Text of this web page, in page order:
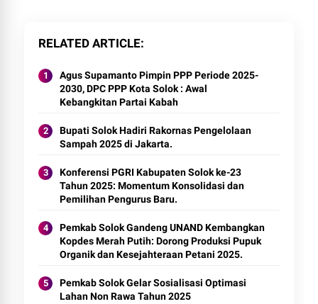
RELATED ARTICLE
Agus Supamanto Pimpin PPP Periode 2025-
2030, DPC PPP Kota Solok : Awal
Kebangkitan Partai Kabah
Bupati Solok Hadiri Rakornas Pengelolaan
Sampah 2025 di Jakarta.
Konferensi PGRI Kabupaten Solok ke-23
Tahun 2025: Momentum Konsolidasi dan
Pemilihan Pengurus Baru.
Pemkab Solok Gandeng UNAND Kembangkan
Kopdes Merah Putih: Dorong Produksi Pupuk
Organik dan Kesejahteraan Petani 2025.
Pemkab Solok Gelar Sosialisasi Optimasi
Lahan Non Rawa Tahun 2025